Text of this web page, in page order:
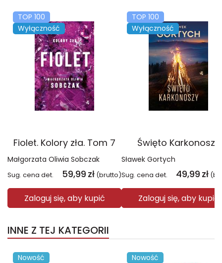
TOP 100
Wyłączność
Fiolet. Kolory zła. Tom 7
Małgorzata Oliwia Sobczak
Sug. cena det. 59,99 zł (brutto)
Zaloguj się, aby kupić
TOP 100
Wyłączność
Święto Karkonoszy
Sławek Gortych
Sug. cena det. 49,99 zł
Zaloguj się, aby kupić
INNE Z TEJ KATEGORII
Nowość Nowość